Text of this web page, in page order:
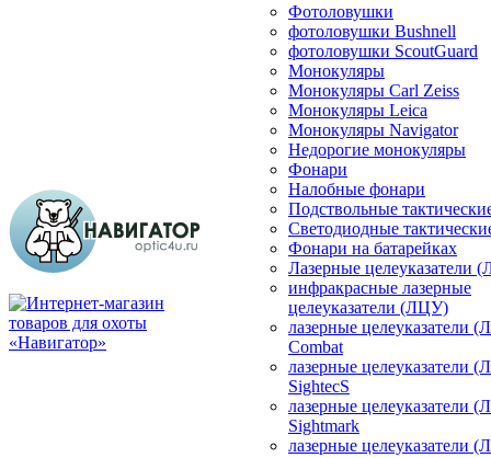
Фотоловушки
фотоловушки Bushnell
фотоловушки ScoutGuard
Монокуляры
Монокуляры Carl Zeiss
Монокуляры Leica
Монокуляры Navigator
Недорогие монокуляры
Фонари
Налобные фонари
Подствольные
Светодиодные
Фонари на батарейках
Лазерные целеуказатели
инфракрасные лазерные
целеуказатели (ЛЦУ)
лазерные целеуказатели
Combat
лазерные целеуказатели
SightecS
лазерные целеуказатели
Sightmark
лазерные целеуказатели